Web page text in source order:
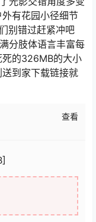
有花园小径细节
别错过赶紧冲吧
分肢体语言丰富每
的326MB的大小
到家下载链接就
查看